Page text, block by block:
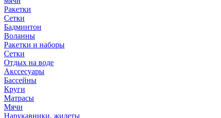
Ракетки
Сетки
Бадминтон
Воланны
Ракетки и наборы
Сетки
Отдых на воде
Акссесуары
Бассейны
Круги
Матрасы
Мячи
Нарукавники, жилеты